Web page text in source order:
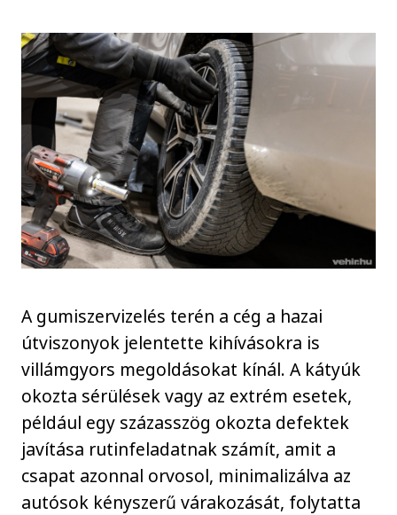
A gumiszervizelés terén a cég a hazai
útviszonyok jelentette kihívásokra is
villámgyors megoldásokat kínál. A kátyúk
okozta sérülések vagy az extrém esetek,
például egy százasszög okozta defektek
javítása rutinfeladatnak számít, amit a
csapat azonnal orvosol, minimalizálva az
autósok kényszerű várakozását, folytatta